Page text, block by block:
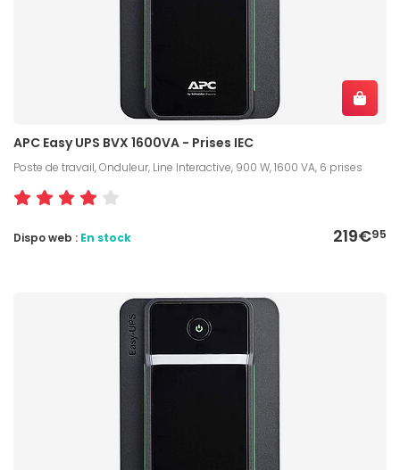
APC Easy UPS BVX 1600VA - Prises IEC
Poste de travail, Onduleur, Line Interactive, 900 W, 1600 VA, 6 prises
219€95
Dispo web : En stock